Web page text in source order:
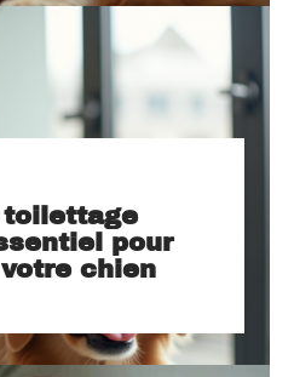
toilettage
pour
chien